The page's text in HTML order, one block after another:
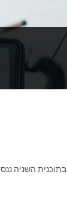
בתוכנית השניה